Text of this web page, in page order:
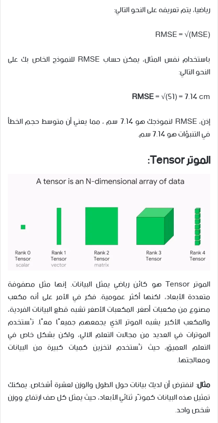
رياضيا، يتم تعريفه على النحو التالي:
RMSE = √(MSE)
باستخدام نفس المثال، يمكن حساب RMSE للنموذج الخاص بك على
النحو التالي:
RMSE= √(51) = 7.14 cm
إذن، RMSE لنموذجك هو 7.14 سم ، مما يعني أن متوسط حجم الخطأ
في التنبؤات هو 7.14 سم.
الموتر Tensor:
الموتر Tensor هو كائن رياضي يمثل البيانات. إنها مثل مصفوفة
متعددة الأبعاد، لكنها أكثر عمومية. فكر في الأمر على أنه مكعب
مصنوع من مكعبات أصغر. المكعبات الأصغر تشبه قطع البيانات الفردية،
والمكعب الأكبر يشبه الموتر الذي يجمعهم جميعًا معًا. تُستخدم
الموترات في العديد من مجالات التعلم الآلي، ولكن بشكل خاص في
التعلم العميق، حيث تُستخدم لتخزين كميات كبيرة من البيانات
ومعالجتها.
مثال: لنفترض أن لديك بيانات حول الطول والوزن لعشرة أشخاص. يمكنك
تمثيل هذه البيانات كموتّر ثنائي الأبعاد، حيث يمثل كل صف ارتفاع ووزن
شخص واحد.